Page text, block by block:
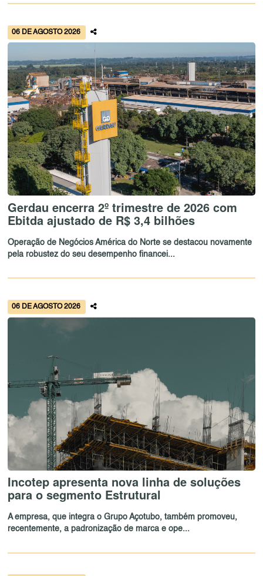
06 DE AGOSTO 2026
Gerdau encerra 2º trimestre de 2026 com
Ebitda ajustado de R$ 3,4 bilhões
Operação de Negócios América do Norte se destacou novamente
pela robustez do seu desempenho financei...
06 DE AGOSTO 2026
Incotep apresenta nova linha de soluções
para o segmento Estrutural
A empresa, que integra o Grupo Açotubo, também promoveu,
recentemente, a padronização de marca e ope...